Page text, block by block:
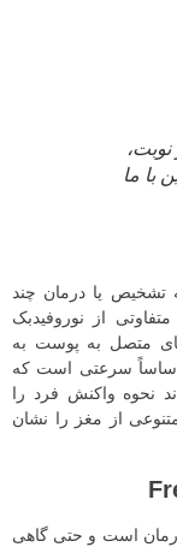
با ما
تشخیص یا درمان چند
از نوروفیدبک
متصل به پوست به
سرعتی است که
نحوه واکنش فرد را
از مغز را نشان
درمان است و حتی گاهی